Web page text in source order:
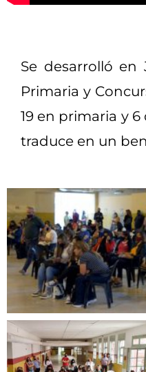
Se desarrolló
Primaria y
19 en primaria y
traduce en un